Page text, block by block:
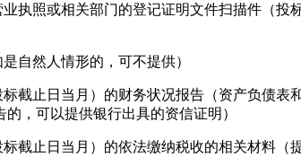
执照或相关部门的登记证明文件扫描件（
自然人情形的，可不提供）
截止日当月）的财务状况报告（资产负债
，可以提供银行出具的资信证明）
截止日当月）的依法缴纳税收的相关材料（